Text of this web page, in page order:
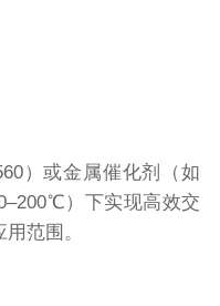
）或金属催化剂（如
）下实现高效交
范围。